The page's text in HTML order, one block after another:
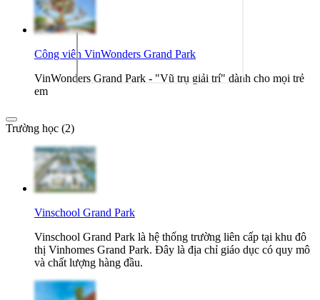
Công viên VinWonders Grand Park
VinWonders Grand Park - "Vũ trụ giải trí" dành cho mọi trẻ
em
Trường học (2)
Vinschool Grand Park
Vinschool Grand Park là hệ thống trường liên cấp tại khu đô
thị Vinhomes Grand Park. Đây là địa chỉ giáo dục có quy mô
và chất lượng hàng đầu.